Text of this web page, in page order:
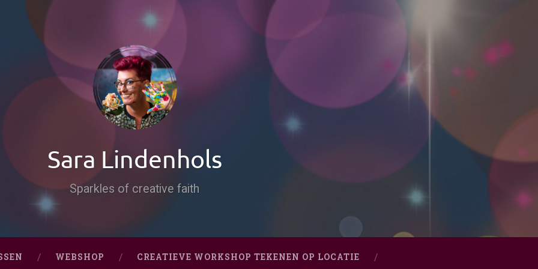
Sara Lindenhols
Sparkles of creative faith
WEBSHOP CREATIEVE WORKSHOP TEKENEN OP LOCATIE